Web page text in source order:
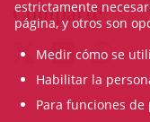
Comparte
estrictamente
página, y otros son
Medir cómo se
Habilitar la
Para funciones